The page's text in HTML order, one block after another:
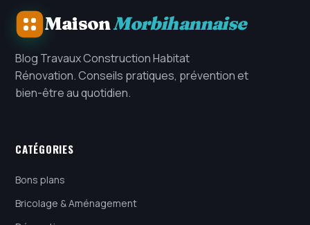
MaisonMorbihannaise
Blog Travaux Construction Habitat
Rénovation. Conseils pratiques, prévention et
bien-être au quotidien.
CATÉGORIES
Bons plans
Bricolage & Aménagement